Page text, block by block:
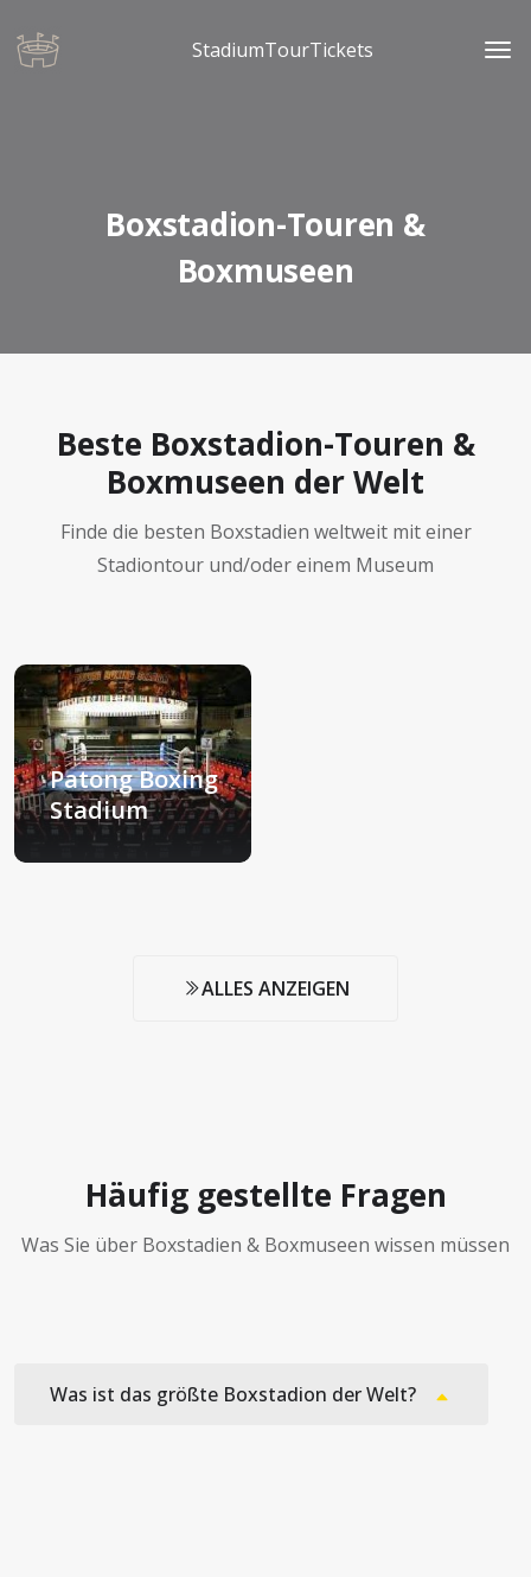
StadiumTourTickets
Boxstadion-Touren &
Boxmuseen
Beste Boxstadion-Touren &
Boxmuseen der Welt
Finde die besten Boxstadien weltweit mit einer
Stadiontour und/oder einem Museum
Patong Boxing
Stadium
ALLES ANZEIGEN
Häufig gestellte Fragen
Was Sie über Boxstadien & Boxmuseen wissen müssen
Was ist das größte Boxstadion der Welt?